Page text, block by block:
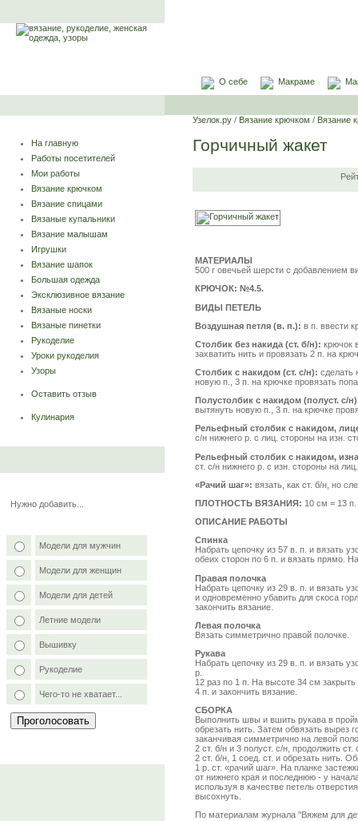
О себе Макраме
На главную
Работы посетителей
Мои работы
Вязание крючком
Вязание спицами
Вязаные купальники
Вязание малышам
Игрушки
Вязание шапок
Большая одежда
Эксклюзивное вязание
Вязаные носки
Вязаные пинетки
Рукоделие
Уроки рукоделия
Узоры
Оставить отзыв
Кулинария
Нужно добавить...
Модели для мужчин
Модели для женщин
Модели для детей
Летние модели
Вышивку
Рукоделие
Чего-то не хватает...
Узелок.ру / Вязание крючком / Вязание
Горчичный жакет
МАТЕРИАЛЫ
500 г овечьей шерсти с добавлением
КРЮЧОК: №4.5.
ВИДЫ ПЕТЕЛЬ
Воздушная петля (в. п.): в п. ввести
Столбик без накида (ст. б/н): крючок
захватить нить и провязать 2 п. на
Столбик с накидом (ст. с/н): сделать
новую п., 3 п. на крючке провязать
Полустолбик с накидом (полуст. с/
вытянуть новую п., 3 п. на крючке
Рельефный столбик с накидом,
с/н нижнего р. с лиц. стороны на изн.
Рельефный столбик с накидом,
ст. с/н нижнего р. с изн. стороны на
«Рачий шаг»: вязать, как ст. б/н, но
ПЛОТНОСТЬ ВЯЗАНИЯ: 10 см = 13 п.
ОПИСАНИЕ РАБОТЫ
Спинка
Набрать цепочку из 57 в. п. и вязать
обеих сторон по 6 п. и вязать прямо.
Правая полочка
Набрать цепочку из 29 в. п. и вязать
и одновременно убавить для скоса
закончить вязание.
Левая полочка
Вязать симметрично правой полочке.
Рукава
Набрать цепочку из 29 в. п. и вязать
р.
12 раз по 1 п. На высоте 34 см
4 п. и закончить вязание.
СБОРКА
Выполнить швы и вшить рукава в
обрезать нить. Затем обвязать вырез
заканчивая симметрично на левой
2 ст. б/н и 3 полуст. с/н, продолжить
2 ст. б/н, 1 соед. ст. и обрезать нить.
1 р. ст. «рачий шаг». На планке
от нижнего края и последнюю - у
используя в качестве петель
высохнуть.
По материалам журнала "Вяжем для